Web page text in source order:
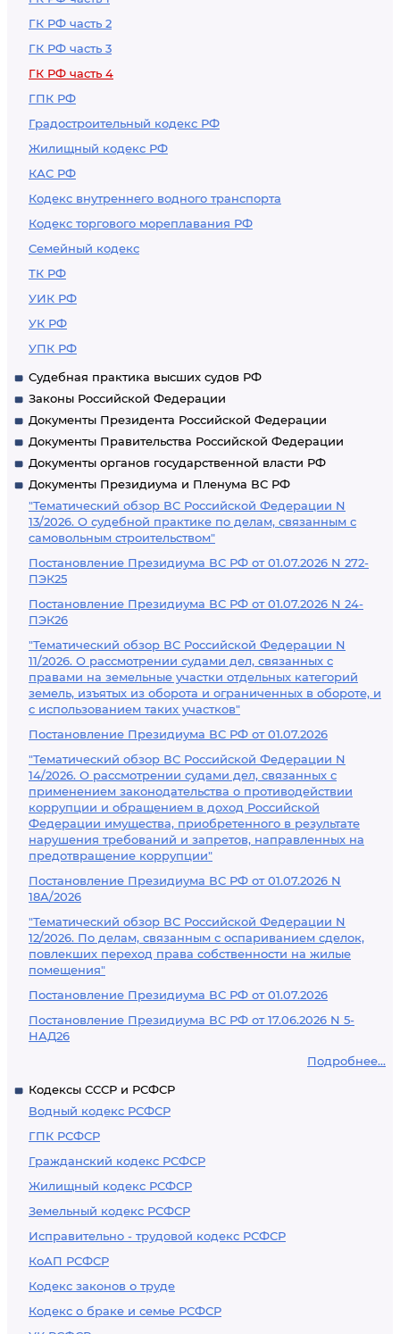
ГК РФ часть 2
ГК РФ часть 3
ГК РФ часть 4
ГПК РФ
Градостроительный кодекс РФ
Жилищный кодекс РФ
КАС РФ
Кодекс внутреннего водного транспорта
Кодекс торгового мореплавания РФ
Семейный кодекс
ТК РФ
УИК РФ
УК РФ
УПК РФ
Судебная практика высших судов РФ
Законы Российской Федерации
Документы Президента Российской Федерации
Документы Правительства Российской Федерации
Документы органов государственной власти РФ
Документы Президиума и Пленума ВС РФ
"Тематический обзор ВС Российской Федерации N
13/2026. О судебной практике по делам, связанным с
самовольным строительством"
Постановление Президиума ВС РФ от 01.07.2026 N 272-
ПЭК25
Постановление Президиума ВС РФ от 01.07.2026 N 24-
ПЭК26
"Тематический обзор ВС Российской Федерации N
11/2026. О рассмотрении судами дел, связанных с
правами на земельные участки отдельных категорий
земель, изъятых из оборота и ограниченных в обороте, и
с использованием таких участков"
Постановление Президиума ВС РФ от 01.07.2026
"Тематический обзор ВС Российской Федерации N
14/2026. О рассмотрении судами дел, связанных с
применением законодательства о противодействии
коррупции и обращением в доход Российской
Федерации имущества, приобретенного в результате
нарушения требований и запретов, направленных на
предотвращение коррупции"
Постановление Президиума ВС РФ от 01.07.2026 N
18А/2026
"Тематический обзор ВС Российской Федерации N
12/2026. По делам, связанным с оспариванием сделок,
повлекших переход права собственности на жилые
помещения"
Постановление Президиума ВС РФ от 01.07.2026
Постановление Президиума ВС РФ от 17.06.2026 N 5-
НАД26
Подробнее...
Кодексы СССР и РСФСР
Водный кодекс РСФСР
ГПК РСФСР
Гражданский кодекс РСФСР
Жилищный кодекс РСФСР
Земельный кодекс РСФСР
Исправительно - трудовой кодекс РСФСР
КоАП РСФСР
Кодекс законов о труде
Кодекс о браке и семье РСФСР